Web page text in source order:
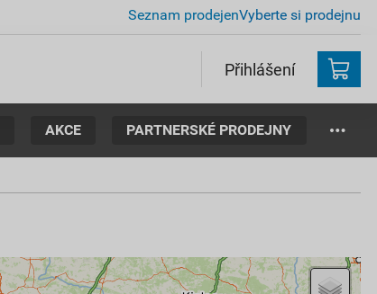
Seznam prodejenVyberte si prodejnu
Přihlášení
AKCE PARTNERSKÉ PRODEJNY